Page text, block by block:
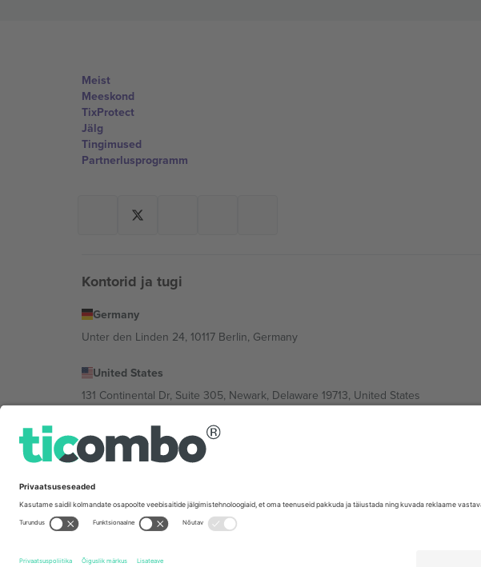
Meist
Meeskond
TixProtect
Jälg
Tingimused
Partnerlusprogramm
Kontorid ja tugi
Germany
Unter den Linden 24, 10117 Berlin, Germany
United States
131 Continental Dr, Suite 305, Newark, Delaware 19713, United States
Bulgaria
Regus Sofia City West, bul Totleben 53-55, 1606 Sofia, Bulgaria
Mexico
Av Chapultepec 360, Roma Norte, Cuauhtémoc, 06700 Ciudad de México,
Tingimused.© 2026 Ticombo. Kõik õigused kaitstud.